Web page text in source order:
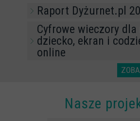
Raport Dyżurnet.pl
Cyfrowe wieczory
dziecko, ekran i
online
Nasze
Cykl webinarów - Gadanie o
Cyfrowe wieczory dla rodziców
Cykl webinarów - marzec 2026